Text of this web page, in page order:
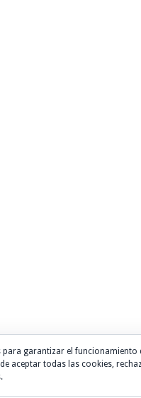
garantizar el funcionamiento
aceptar todas las cookies,